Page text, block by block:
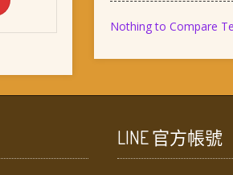
Nothing to Compare
LINE 官方帳號